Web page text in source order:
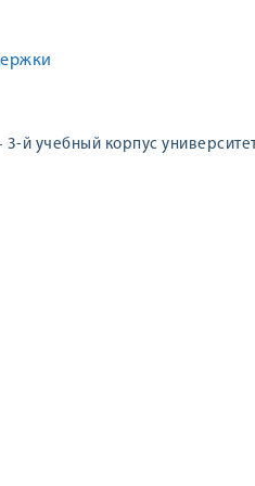
й учебный корпус